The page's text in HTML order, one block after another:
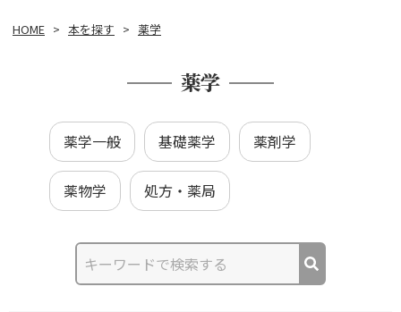
HOME 本を探す 薬学
薬学
薬学一般 基礎薬学 薬剤学
薬物学 処方・薬局